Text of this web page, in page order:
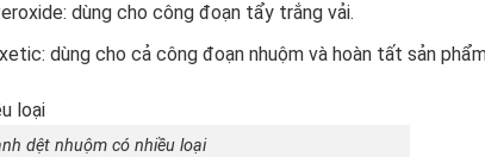
dùng cho công đoạn tẩy trắng vải.
dùng cho cả công đoạn nhuộm và hoàn tất sản
dệt nhuộm có nhiều loại